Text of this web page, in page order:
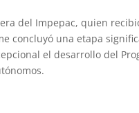
del Impepac, quien
concluyó una etapa
el desarrollo del
.